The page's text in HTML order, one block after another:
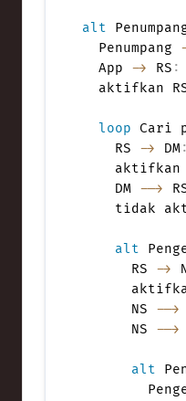
alt
  Penumpang
  App
-> RS :
aktifkan
loop Cari
    RS
-> DM:
aktifkan
    DM
-->
tidak
alt
      RS
->
      NS
-->
      NS
-->
alt